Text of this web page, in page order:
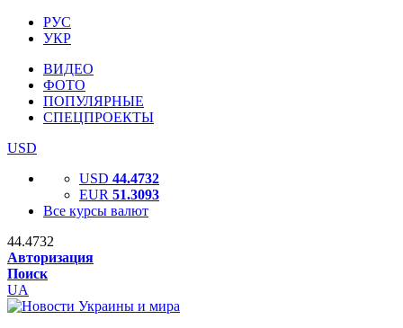
РУС
УКР
ВИДЕО
ФОТО
ПОПУЛЯРНЫЕ
СПЕЦПРОЕКТЫ
USD
USD 44.4732
EUR 51.3093
Все курсы валют
44.4732
Авторизация
Поиск
UA